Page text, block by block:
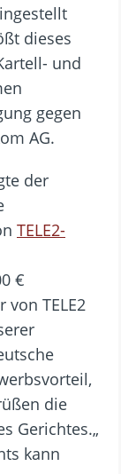
dieses
und
gegen
AG.
der
TELE2-
€
TELE2
die
Gerichtes.„
kann